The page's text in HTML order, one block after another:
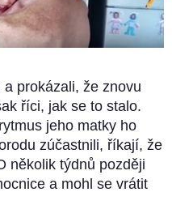
prokázali, že znovu
říci, jak se to stalo.
jeho matky ho
zúčastnili, říkají, že
několik týdnů později
a mohl se vrátit